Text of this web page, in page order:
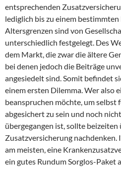
entsprechenden
lediglich bis zu einem
Altersgrenzen sind von
unterschiedlich festgelegt. Des
dem Markt, die zwar die ältere
bei denen jedoch die Beiträge
angesiedelt sind. Somit befindet
einem ersten Dilemma. Wer also
beanspruchen möchte, um selbst
abgesichert zu sein und noch
übergegangen ist, sollte
Zusatzversicherung nachdenken.
am meisten, eine
ein gutes Rundum Sorglos-Paket